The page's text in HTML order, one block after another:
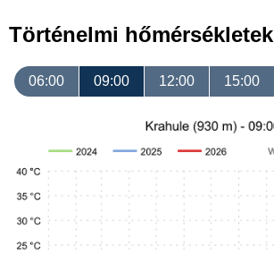
Történelmi hőmérsékletek
06:00 09:00 12:00 15:00